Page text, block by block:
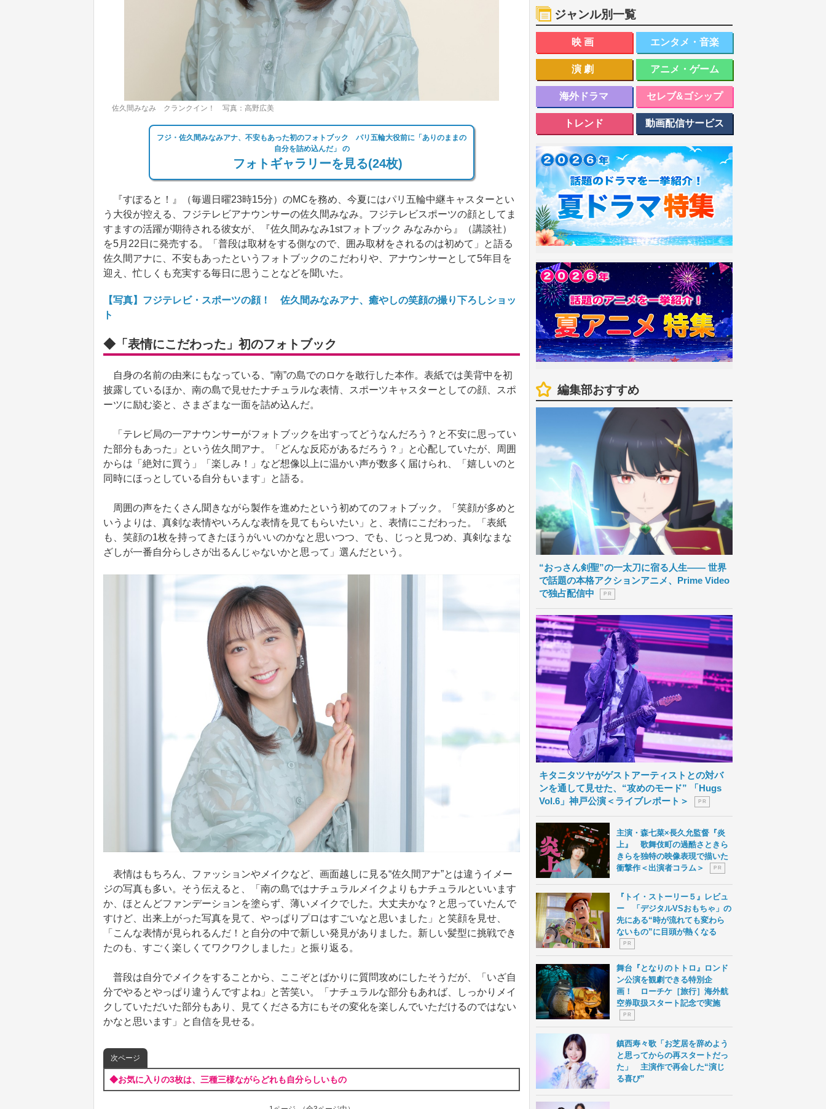
佐久間みなみ クランクイン！ 写真：高野広美
フジ・佐久間みなみアナ、不安もあった初のフォトブック パリ五輪大役前に「ありのままの
自分を詰め込んだ」 の
フォトギャラリーを見る(24枚)
『すぽると！』（毎週日曜23時15分）のMCを務め、今夏にはパリ五輪中継キャスターとい
う大役が控える、フジテレビアナウンサーの佐久間みなみ。フジテレビスポーツの顔としてま
すますの活躍が期待される彼女が、『佐久間みなみ1stフォトブック みなみから』（講談社）
を5月22日に発売する。「普段は取材をする側なので、囲み取材をされるのは初めて」と語る
佐久間アナに、不安もあったというフォトブックのこだわりや、アナウンサーとして5年目を
迎え、忙しくも充実する毎日に思うことなどを聞いた。
【写真】フジテレビ・スポーツの顔！ 佐久間みなみアナ、癒やしの笑顔の撮り下ろしショッ
ト
◆「表情にこだわった」初のフォトブック
自身の名前の由来にもなっている、“南”の島でのロケを敢行した本作。表紙では美背中を初
披露しているほか、南の島で見せたナチュラルな表情、スポーツキャスターとしての顔、スポ
ーツに励む姿と、さまざまな一面を詰め込んだ。
「テレビ局の一アナウンサーがフォトブックを出すってどうなんだろう？と不安に思ってい
た部分もあった」という佐久間アナ。「どんな反応があるだろう？」と心配していたが、周囲
からは「絶対に買う」「楽しみ！」など想像以上に温かい声が数多く届けられ、「嬉しいのと
同時にほっとしている自分もいます」と語る。
周囲の声をたくさん聞きながら製作を進めたという初めてのフォトブック。「笑顔が多めと
いうよりは、真剣な表情やいろんな表情を見てもらいたい」と、表情にこだわった。「表紙
も、笑顔の1枚を持ってきたほうがいいのかなと思いつつ、でも、じっと見つめ、真剣なまな
ざしが一番自分らしさが出るんじゃないかと思って」選んだという。
表情はもちろん、ファッションやメイクなど、画面越しに見る“佐久間アナ”とは違うイメー
ジの写真も多い。そう伝えると、「南の島ではナチュラルメイクよりもナチュラルといいます
か、ほとんどファンデーションを塗らず、薄いメイクでした。大丈夫かな？と思っていたんで
すけど、出来上がった写真を見て、やっぱりプロはすごいなと思いました」と笑顔を見せ、
「こんな表情が見られるんだ！と自分の中で新しい発見がありました。新しい髪型に挑戦でき
たのも、すごく楽しくてワクワクしました」と振り返る。
普段は自分でメイクをすることから、ここぞとばかりに質問攻めにしたそうだが、「いざ自
分でやるとやっぱり違うんですよね」と苦笑い。「ナチュラルな部分もあれば、しっかりメイ
クしていただいた部分もあり、見てくださる方にもその変化を楽しんでいただけるのではない
かなと思います」と自信を見せる。
次ページ
◆お気に入りの3枚は、三種三様ながらどれも自分らしいもの
ジャンル別一覧
映画 エンタメ・音楽
演劇 アニメ・ゲーム
海外ドラマ セレブ&ゴシップ
トレンド 動画配信サービス
編集部おすすめ
“おっさん剣聖”の一太刀に宿る人生―― 世界
で話題の本格アクションアニメ、Prime Video
で独占配信中
P R
キタニタツヤがゲストアーティストとの対バ
ンを通して見せた、“攻めのモード” 「Hugs
Vol.6」神戸公演＜ライブレポート＞
P R
主演・森七菜×長久允監督『炎
上』 歌舞伎町の過酷さときら
きらを独特の映像表現で描いた
衝撃作＜出演者コラム＞
P R
『トイ・ストーリー５』レビュ
ー 「デジタルVSおもちゃ」の
先にある“時が流れても変わら
ないもの”に目頭が熱くなる
P R
舞台『となりのトトロ』ロンド
ン公演を観劇できる特別企
画！ ローチケ［旅行］海外航
空券取扱スタート記念で実施
P R
鎮西寿々歌「お芝居を辞めよう
と思ってからの再スタートだっ
た」 主演作で再会した“演じ
る喜び”